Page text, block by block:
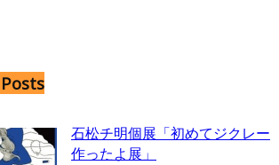
石松チ明個展「初めてジクレー
作ったよ展」